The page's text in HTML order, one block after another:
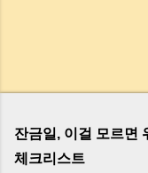
잔금일, 이걸 모르면
체크리스트